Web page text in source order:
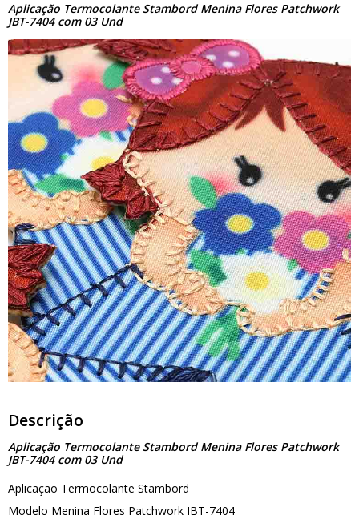
Aplicação Termocolante Stambord Menina Flores Patchwork
JBT-7404 com 03 Und
Descrição
Aplicação Termocolante Stambord Menina Flores Patchwork
JBT-7404 com 03 Und
Aplicação Termocolante Stambord
Modelo Menina Flores Patchwork JBT-7404